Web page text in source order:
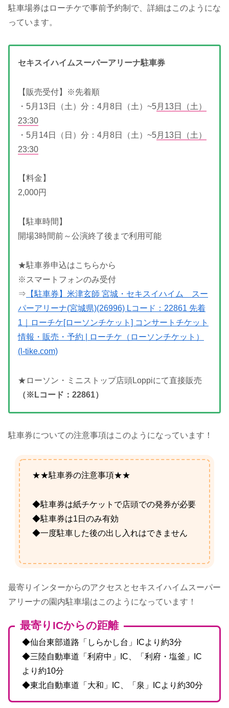
駐車場券はローチケで事前予約制で、詳細はこのようにな
っています。
セキスイハイムスーパーアリーナ駐車券
【販売受付】※先着順
・5月13日（土）分：4月8日（土）~5月13日（土）
23:30
・5月14日（日）分：4月8日（土）~5月13日（土）
23:30
【料金】
2,000円
【駐車時間】
開場3時間前～公演終了後まで利用可能
★駐車券申込はこちらから
※スマートフォンのみ受付
⇒ 【駐車券】米津玄師 宮城・セキスイハイム スー
パーアリーナ(宮城県)(26996) Lコード：22861 先着
1｜ローチケ[ローソンチケット] コンサートチケット
情報・販売・予約 | ローチケ（ローソンチケット）
(l-tike.com)
★ローソン・ミニストップ店頭Loppiにて直接販売
（※Lコード：22861）
駐車券についての注意事項はこのようになっています！
★★駐車券の注意事項★★
◆駐車券は紙チケットで店頭での発券が必要
◆駐車券は1日のみ有効
◆一度駐車した後の出し入れはできません
最寄りインターからのアクセスとセキスイハイムスーパー
アリーナの園内駐車場はこのようになっています！
最寄りICからの距離
◆仙台東部道路「しらかし台」ICより約3分
◆三陸自動車道「利府中」IC、「利府・塩釜」IC
より約10分
◆東北自動車道「大和」IC、「泉」ICより約30分